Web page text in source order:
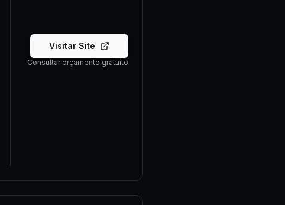
Visitar Site
Consultar orçamento gratuito